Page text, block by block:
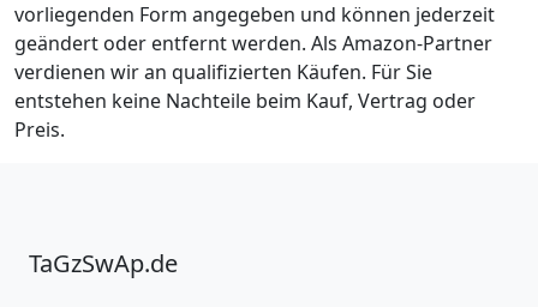
vorliegenden Form angegeben und können jederzeit
geändert oder entfernt werden. Als Amazon-Partner
verdienen wir an qualifizierten Käufen. Für Sie
entstehen keine Nachteile beim Kauf, Vertrag oder
Preis.
TaGzSwAp.de